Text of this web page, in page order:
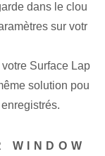
dans le clou
sur votr
Surface Lap
solution pou